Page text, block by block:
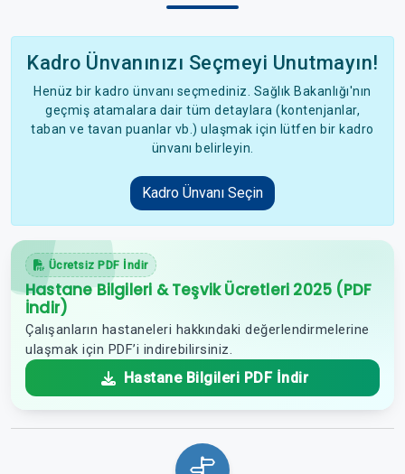
Kadro Ünvanınızı Seçmeyi Unutmayın!
Henüz bir kadro ünvanı seçmediniz. Sağlık Bakanlığı'nın
geçmiş atamalara dair tüm detaylara (kontenjanlar,
taban ve tavan puanlar vb.) ulaşmak için lütfen bir kadro
ünvanı belirleyin.
Kadro Ünvanı Seçin
Ücretsiz PDF İndir
Hastane Bilgileri & Teşvik Ücretleri 2025 (PDF
İndir)
Çalışanların hastaneleri hakkındaki değerlendirmelerine
ulaşmak için PDF’i indirebilirsiniz.
Hastane Bilgileri PDF İndir